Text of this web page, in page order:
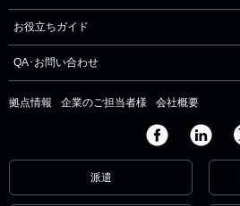
お役立ちガイド
QA･お問い合わせ
拠点情報 企業のご担当者様 会社概要
派遣